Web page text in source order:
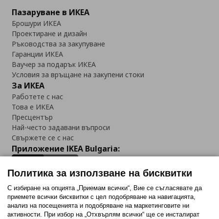
Пазаруване в ИКЕА
Брошури ИКЕА
Проектиране и дизайн
Ръководства за закупуване
Гаранции ИКЕА
Ваучер за подарък ИКЕА
Условия за връщане на закупени стоки
За ИКЕА
Работете с нас
Това е ИКЕА
Пресцентър
Най-често задавани въпроси
Свържете се с нас
Приложение IKEA Bulgaria:
Последвайте ни:
Политика за използване на бисквитки
С избиране на опцията „Приемам всички“, Вие се съгласявате да
приемете всички бисквитки с цел подобряване на навигацията,
анализ на посещенията и подобряване на маркетинговите ни
активности. При избор на „Отхвърлям всички“ ще се инсталират